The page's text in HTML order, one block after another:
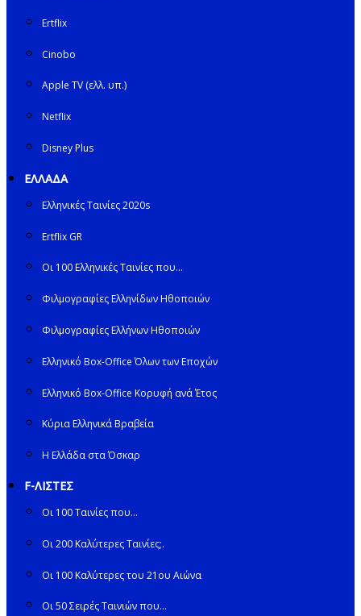
Ertflix
Cinobo
Apple TV (ελλ. υπ.)
Netflix
Disney Plus
ΕΛΛΑΔΑ
Ελληνικές Ταινίες 2020s
Ertflix GR
Οι 100 Ελληνικές Ταινίες που…
Φιλμογραφίες Ελληνίδων Ηθοποιών
Φιλμογραφίες Ελλήνων Ηθοποιών
Ελληνικό Box-Office Όλων των Εποχών
Ελληνικό Box-Office Κορυφή ανά Έτος
Κύρια Ελληνικά Βραβεία
Η Ελλάδα στα Όσκαρ
F-ΛΙΣΤΕΣ
Οι 100 Ταινίες που…
Οι 200 Καλύτερες Ταινίες;.
Οι 100 Καλύτερες του 21ου Αιώνα
Οι 50 Σειρές Ταινιών που…